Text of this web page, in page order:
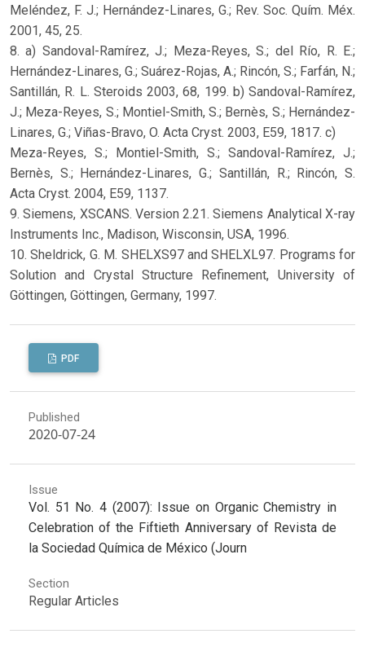
Meléndez, F. J.; Hernández-Linares, G.; Rev. Soc. Quím. Méx.
2001, 45, 25.
8. a) Sandoval-Ramírez, J.; Meza-Reyes, S.; del Río, R. E.;
Hernández-Linares, G.; Suárez-Rojas, A.; Rincón, S.; Farfán, N.;
Santillán, R. L. Steroids 2003, 68, 199. b) Sandoval-Ramírez,
J.; Meza-Reyes, S.; Montiel-Smith, S.; Bernès, S.; Hernández-
Linares, G.; Viñas-Bravo, O. Acta Cryst. 2003, E59, 1817. c)
Meza-Reyes, S.; Montiel-Smith, S.; Sandoval-Ramírez, J.;
Bernès, S.; Hernández-Linares, G.; Santillán, R.; Rincón, S.
Acta Cryst. 2004, E59, 1137.
9. Siemens, XSCANS. Version 2.21. Siemens Analytical X-ray
Instruments Inc., Madison, Wisconsin, USA, 1996.
10. Sheldrick, G. M. SHELXS97 and SHELXL97. Programs for
Solution and Crystal Structure Refinement, University of
Göttingen, Göttingen, Germany, 1997.
PDF
Published
2020-07-24
Issue
Vol. 51 No. 4 (2007): Issue on Organic Chemistry in
Celebration of the Fiftieth Anniversary of Revista de
la Sociedad Química de México (Journ
Section
Regular Articles